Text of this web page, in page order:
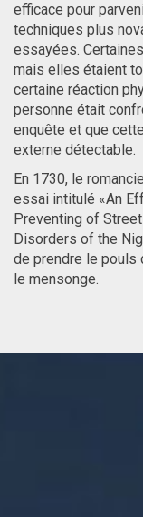
efficace pour
techniques plus
essayées.
mais elles étaient
certaine réaction
personne était
enquête et que
externe détectable.
En 1730, le
essai intitulé «An
Preventing of
Disorders of the
de prendre le pouls
le mensonge.